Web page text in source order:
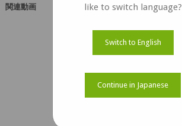
関連動画
like to switch language?
Switch to English
Continue in Japanese